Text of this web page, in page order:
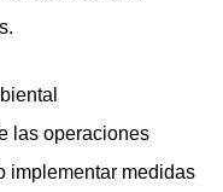
las operaciones
implementar medidas